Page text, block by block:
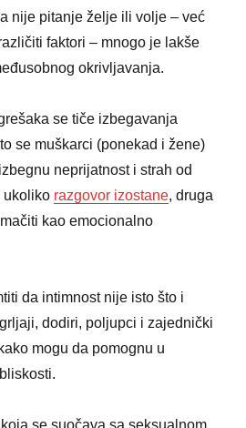
nije pitanje želje ili volje – već
faktori – mnogo je lakše
okrivljavanja.
se tiče izbegavanja
se muškarci (ponekad i žene)
neprijatnost i strah od
ukoliko razgovor izostane, druga
kao emocionalno
da intimnost nije isto što i
dodiri, poljupci i zajednički
mogu da pomognu u
se suočava sa seksualnom